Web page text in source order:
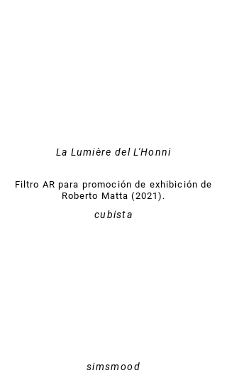
La Lumière del L'Honni
Filtro AR para promoción de exhibición de
Roberto Matta (2021).
cubista
simsmood